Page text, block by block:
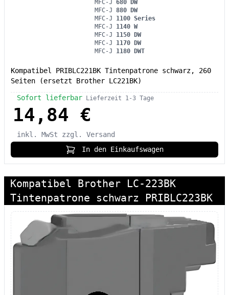
MFC-J 680 DW
MFC-J 880 DW
MFC-J 1100 Series
MFC-J 1140 W
MFC-J 1150 DW
MFC-J 1170 DW
MFC-J 1180 DWT
Kompatibel PRIBLC221BK Tintenpatrone schwarz, 260
Seiten (ersetzt Brother LC221BK)
Sofort lieferbar Lieferzeit 1-3 Tage
14,84 €
inkl. MwSt
zzgl. Versand
In den Einkaufswagen
Kompatibel Brother LC-223BK
Tintenpatrone schwarz PRIBLC223BK